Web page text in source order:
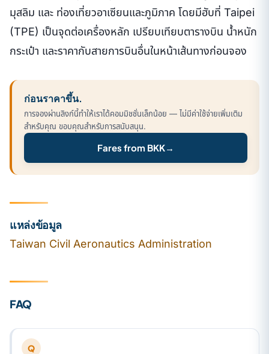
มุสลิม และ ท่องเที่ยวอาเซียนและภูมิภาค โดยมีฮับที่ Taipei
(TPE) เป็นจุดต่อเครื่องหลัก เปรียบเทียบตารางบิน น้ำหนัก
กระเป๋า และราคากับสายการบินอื่นในหน้าเส้นทางก่อนจอง
ก่อนราคาขึ้น.
การจองผ่านลิงก์นี้ทำให้เราได้คอมมิชชั่นเล็กน้อย — ไม่มีค่าใช้จ่ายเพิ่มเติม
สำหรับคุณ ขอบคุณสำหรับการสนับสนุน.
Fares from BKK→
แหล่งข้อมูล
Taiwan Civil Aeronautics Administration
FAQ
Q